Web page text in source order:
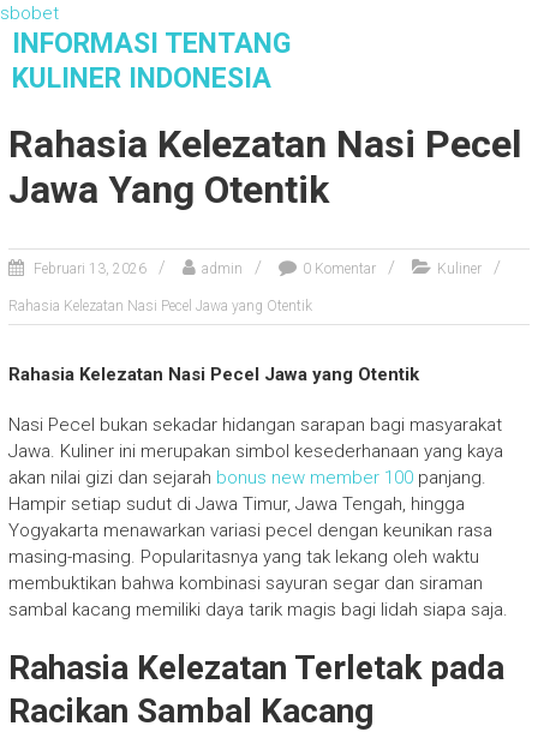
sbobet
INFORMASI TENTANG
KULINER INDONESIA
Rahasia Kelezatan Nasi Pecel
Jawa Yang Otentik
Februari 13, 2026 admin 0 Komentar Kuliner
Rahasia Kelezatan Nasi Pecel Jawa yang Otentik
Rahasia Kelezatan Nasi Pecel Jawa yang Otentik
Nasi Pecel bukan sekadar hidangan sarapan bagi masyarakat
Jawa. Kuliner ini merupakan simbol kesederhanaan yang kaya
akan nilai gizi dan sejarah bonus new member 100panjang.
Hampir setiap sudut di Jawa Timur, Jawa Tengah, hingga
Yogyakarta menawarkan variasi pecel dengan keunikan rasa
masing-masing. Popularitasnya yang tak lekang oleh waktu
membuktikan bahwa kombinasi sayuran segar dan siraman
sambal kacang memiliki daya tarik magis bagi lidah siapa saja.
Rahasia Kelezatan Terletak pada
Racikan Sambal Kacang